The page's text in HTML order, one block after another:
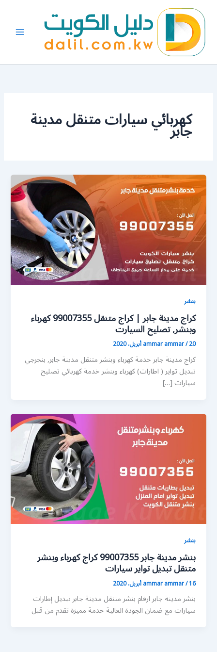
المحتوى
كهربائي سيارات متنقل مدينة
جابر
بنشر
كراج مدينة جابر | كراج متنقل 99007355 كهرباء
وبنشر, تصليح السيارت
ammar ammar/20 أبريل، 2020
كراج مدينة جابر خدمة كهرباء وبنشر متنقل مدينة جابر, بنجرجي
تبديل تواير ( اطارات) كهرباء وبنشر خدمة كهربائي تصليح
سيارات […]
بنشر
بنشر مدينة جابر 99007355 كراج كهرباء وبنشر
متنقل تبديل تواير سيارات
ammar ammar/16 أبريل، 2020
بنشر مدينة جابر ارقام بنشر متنقل مدينة جابر تبديل إطارات
سيارات مع ضمان الجودة العالية خدمة مميزة تقدم من قبل